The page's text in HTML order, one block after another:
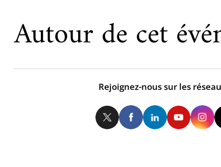
Autour de cet
Rejoignez-nous sur les
TwitterFacebook